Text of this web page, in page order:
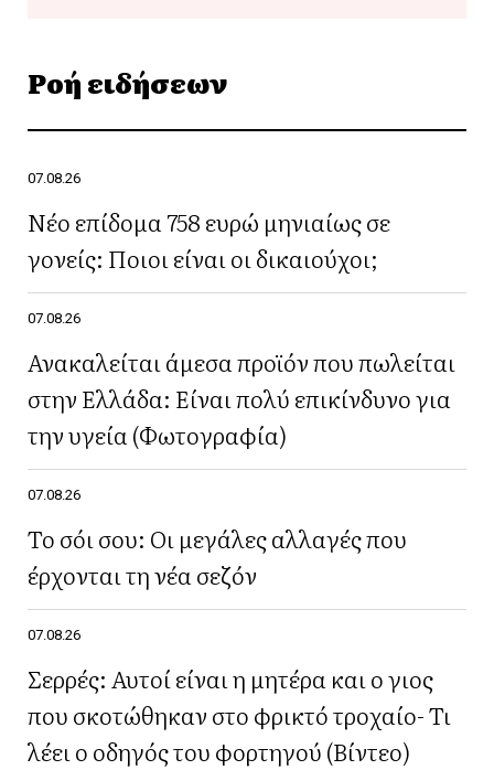
Ροή ειδήσεων
07.08.26
Νέο επίδομα 758 ευρώ μηνιαίως σε
γονείς: Ποιοι είναι οι δικαιούχοι;
07.08.26
Ανακαλείται άμεσα προϊόν που πωλείται
στην Ελλάδα: Είναι πολύ επικίνδυνο για
την υγεία (Φωτογραφία)
07.08.26
Το σόι σου: Οι μεγάλες αλλαγές που
έρχονται τη νέα σεζόν
07.08.26
Σερρές: Αυτοί είναι η μητέρα και ο γιος
που σκοτώθηκαν στο φρικτό τροχαίο- Τι
λέει ο οδηγός του φορτηγού (Βίντεο)